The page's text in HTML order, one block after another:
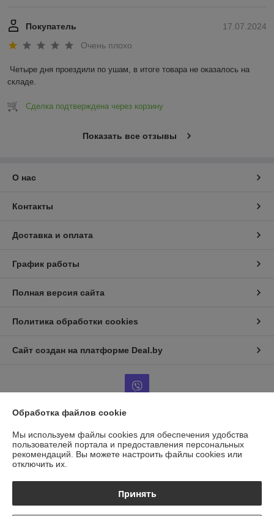
17.07.2024
Покупатель
Очень плохо
Четыре дня проездили по ушам, в итоге товара не оказалось на
складе.
Сделка подтверждена через корзину
Показать все отзывы
О нас
Контакты
Доставка и оплата
График работы
Полная версия сайта
Политика обработки cookies
Сайт создан на платформе Deal.by
Информация для покупателя
Юридическое лицо:ООО "ГАЗАВТОТОРГ"
г.Минск, ул.Бабушкина д.25, каб14
Регистрационный номер ЕГР: 193958856
Обработка файлов cookie
Мы используем файлы cookies для обеспечения удобства
пользователей портала и предоставления персональных
рекомендаций. Вы можете настроить файлы cookies или
отключить их.
Принять